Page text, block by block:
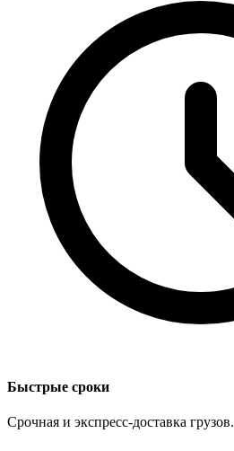
Быстрые сроки
Срочная и экспресс-доставка грузов.